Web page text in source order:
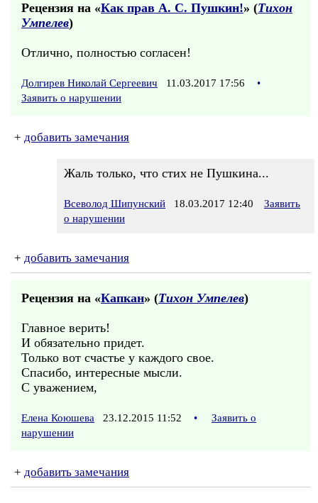
Рецензия на «Как прав А. С. Пушкин!» (Тихон
Умпелев)
Отлично, полностью согласен!
Долгирев Николай Сергеевич 11.03.2017 17:56
•
Заявить о нарушении
+ добавить замечания
Жаль только, что стих не Пушкина...
Всеволод Шипунский 18.03.2017 12:40
Заявить
о нарушении
+ добавить замечания
Рецензия на «Капкан» (Тихон Умпелев)
Главное верить!
И обязательно придет.
Только вот счастье у каждого свое.
Спасибо, интересные мысли.
С уважением,
Елена Коюшева 23.12.2015 11:52 •
Заявить о
нарушении
+ добавить замечания